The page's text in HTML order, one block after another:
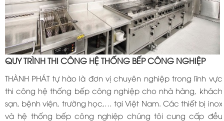
QUY TRÌNH THI CÔNG HỆ THỐNG BẾP CÔNG NGHIỆP
THÀNH PHÁT tự hào là đơn vị chuyên nghiệp trong lĩnh vực
thi công hệ thống bếp công nghiệp cho nhà hàng, khách
sạn, bệnh viện, trường học,… tại Việt Nam. Các thiết bị inox
và hệ thống bếp công nghiệp chúng tôi cung cấp đều